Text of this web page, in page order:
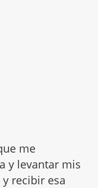
me
y levantar mis
recibir esa